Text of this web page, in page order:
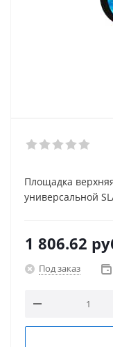
Площадка
универсальной
1 806.62
Под заказ